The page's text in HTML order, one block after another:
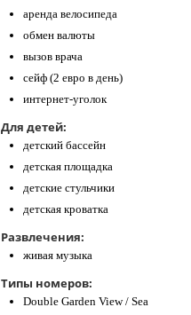
аренда велосипеда
обмен валюты
вызов врача
сейф (2 евро в день)
интернет-уголок
Для детей:
детский бассейн
детская площадка
детские стульчики
детская кроватка
Развлечения:
живая музыка
Типы номеров:
Double Garden View / Sea